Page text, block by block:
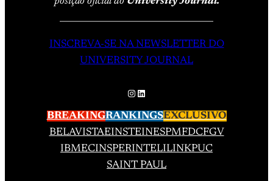
INSCREVA-SE NA NEWSLETTER DO
UNIVERSITY JOURNAL
Instagram
LinkedIn
BREAKINGRANKINGSEXCLUSIVO
BELAVISTAEINSTEINESPMFDCFGV
IBMECINSPERINTELILINKPUC
SAINT PAUL